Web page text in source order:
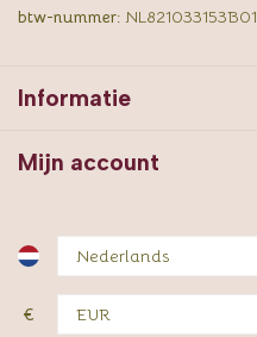
btw-nummer: NL821033153B01
Informatie
Mijn account
€